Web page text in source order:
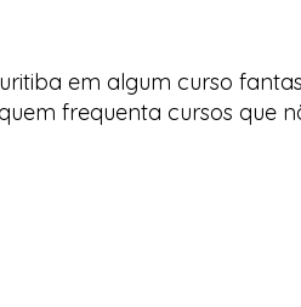
em algum curso
frequenta cursos que